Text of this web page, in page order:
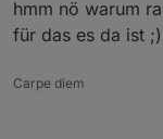
hmm nö warum
für das es da ist ;)
Carpe diem